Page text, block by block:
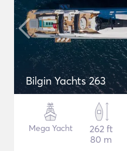
Bilgin Yachts 263
Mega Yacht
262 ft
80 m